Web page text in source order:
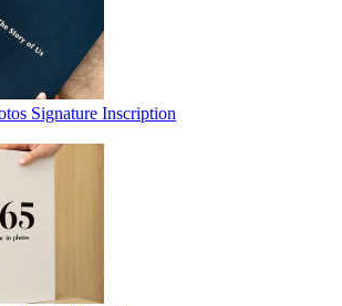
Signature Inscription